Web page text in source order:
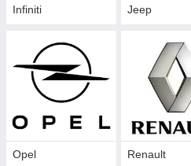
Infiniti Jeep
Opel Renault